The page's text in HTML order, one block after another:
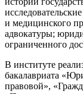
и медицинского
адвокатуры;
ограниченного
В институте
бакалавриата
правовой»,